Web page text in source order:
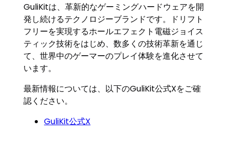
GuliKitは、革新的なゲーミングハードウェアを開
発し続けるテクノロジーブランドです。ドリフト
フリーを実現するホールエフェクト電磁ジョイス
ティック技術をはじめ、数多くの技術革新を通じ
て、世界中のゲーマーのプレイ体験を進化させて
います。
最新情報については、以下のGuliKit公式Xをご確
認ください。
GuliKit公式X